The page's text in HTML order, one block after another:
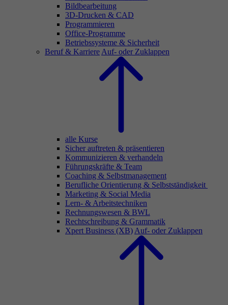
Bildbearbeitung
3D-Drucken & CAD
Programmieren
Office-Programme
Betriebssysteme & Sicherheit
Beruf & Karriere Auf- oder Zuklappen
alle Kurse
Sicher auftreten & präsentieren
Kommunizieren & verhandeln
Führungskräfte & Team
Coaching & Selbstmanagement
Berufliche Orientierung & Selbstständigkeit
Marketing & Social Media
Lern- & Arbeitstechniken
Rechnungswesen & BWL
Rechtschreibung & Grammatik
Xpert Business (XB) Auf- oder Zuklappen